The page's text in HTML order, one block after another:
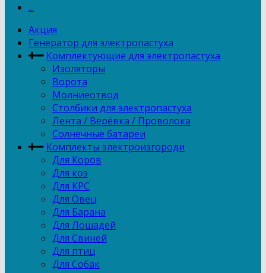
...
Акция
Генератор для электропастуха
Комплектующие для электропастуха
Изоляторы
Ворота
Молниеотвод
Столбики для электропастуха
Лента / Верёвка / Проволока
Солнечные батареи
Комплекты электроизгороди
Для Коров
Для коз
Для КРС
Для Овец
Для Барана
Для Лошадей
Для Свиней
Для птиц
Для Собак